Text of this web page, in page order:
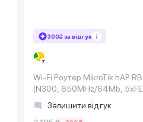
300₴ за відгук
Wi-Fi Роутер MikroTik hAP
(N300, 650MHz/64Mb, 5хFE,
580mW, PoE in,
Залишити відгук